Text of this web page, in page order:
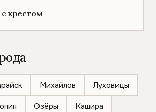
крестом
Михайлов Луховицы
Озёры Кашира